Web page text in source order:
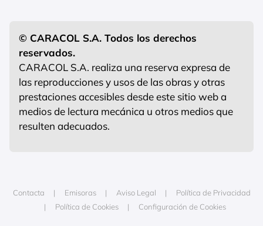
© CARACOL S.A. Todos los derechos
reservados.
CARACOL S.A. realiza una reserva expresa de
las reproducciones y usos de las obras y otras
prestaciones accesibles desde este sitio web a
medios de lectura mecánica u otros medios que
resulten adecuados.
Contacta Emisoras Aviso Legal
Política de Privacidad
Política de Cookies
Configuración de Cookies